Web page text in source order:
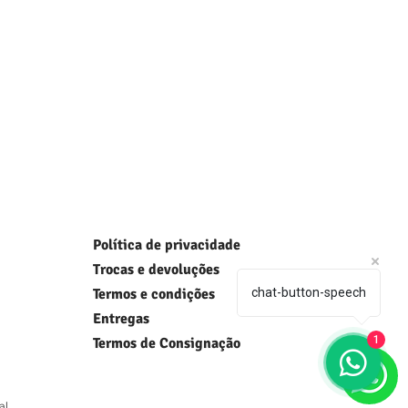
Política de privacidade
Trocas e devoluções
Termos e condições
Entregas
Termos de Consignação
chat-button-speech
1